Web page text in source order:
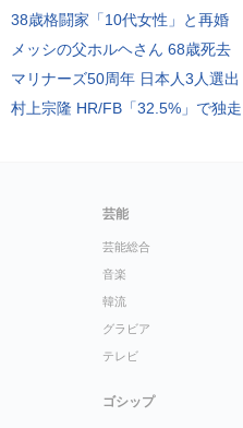
38歳格闘家「10代女性」と再婚
メッシの父ホルヘさん 68歳死去
マリナーズ50周年 日本人3人選出
村上宗隆 HR/FB「32.5%」で独走
芸能
芸能総合
音楽
韓流
グラビア
テレビ
ゴシップ